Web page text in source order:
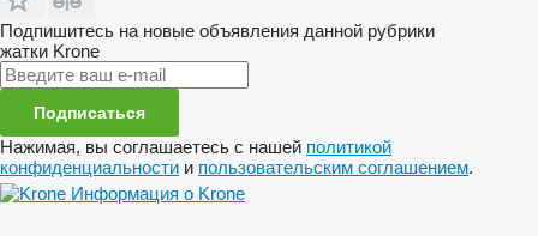
Подпишитесь на новые объявления данной рубрики
жатки Krone
Подписаться
Нажимая, вы соглашаетесь с нашей политикой
конфиденциальности и пользовательским соглашением.
Информация о Krone